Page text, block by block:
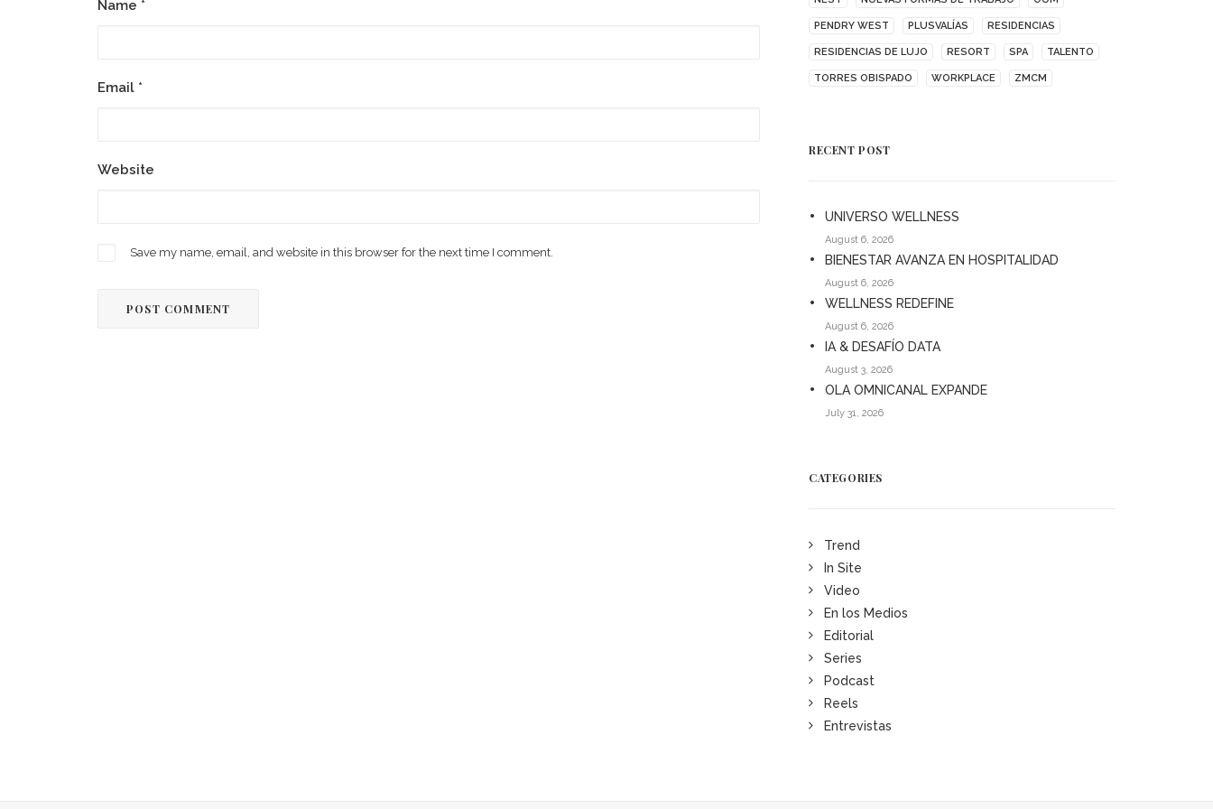
Name *
Email *
Website
Save my name, email, and website in this browser for the next time I comment.
PENDRY WEST PLUSVALÍAS RESIDENCIAS
RESIDENCIAS DE LUJO RESORT SPA TALENTO
TORRES OBISPADO WORKPLACE ZMCM
RECENT POST
UNIVERSO WELLNESS
August 6, 2026
BIENESTAR AVANZA EN HOSPITALIDAD
August 6, 2026
WELLNESS REDEFINE
August 6, 2026
IA & DESAFÍO DATA
August 3, 2026
OLA OMNICANAL EXPANDE
July 31, 2026
CATEGORIES
Trend
In Site
Video
En los Medios
Editorial
Series
Podcast
Reels
Entrevistas